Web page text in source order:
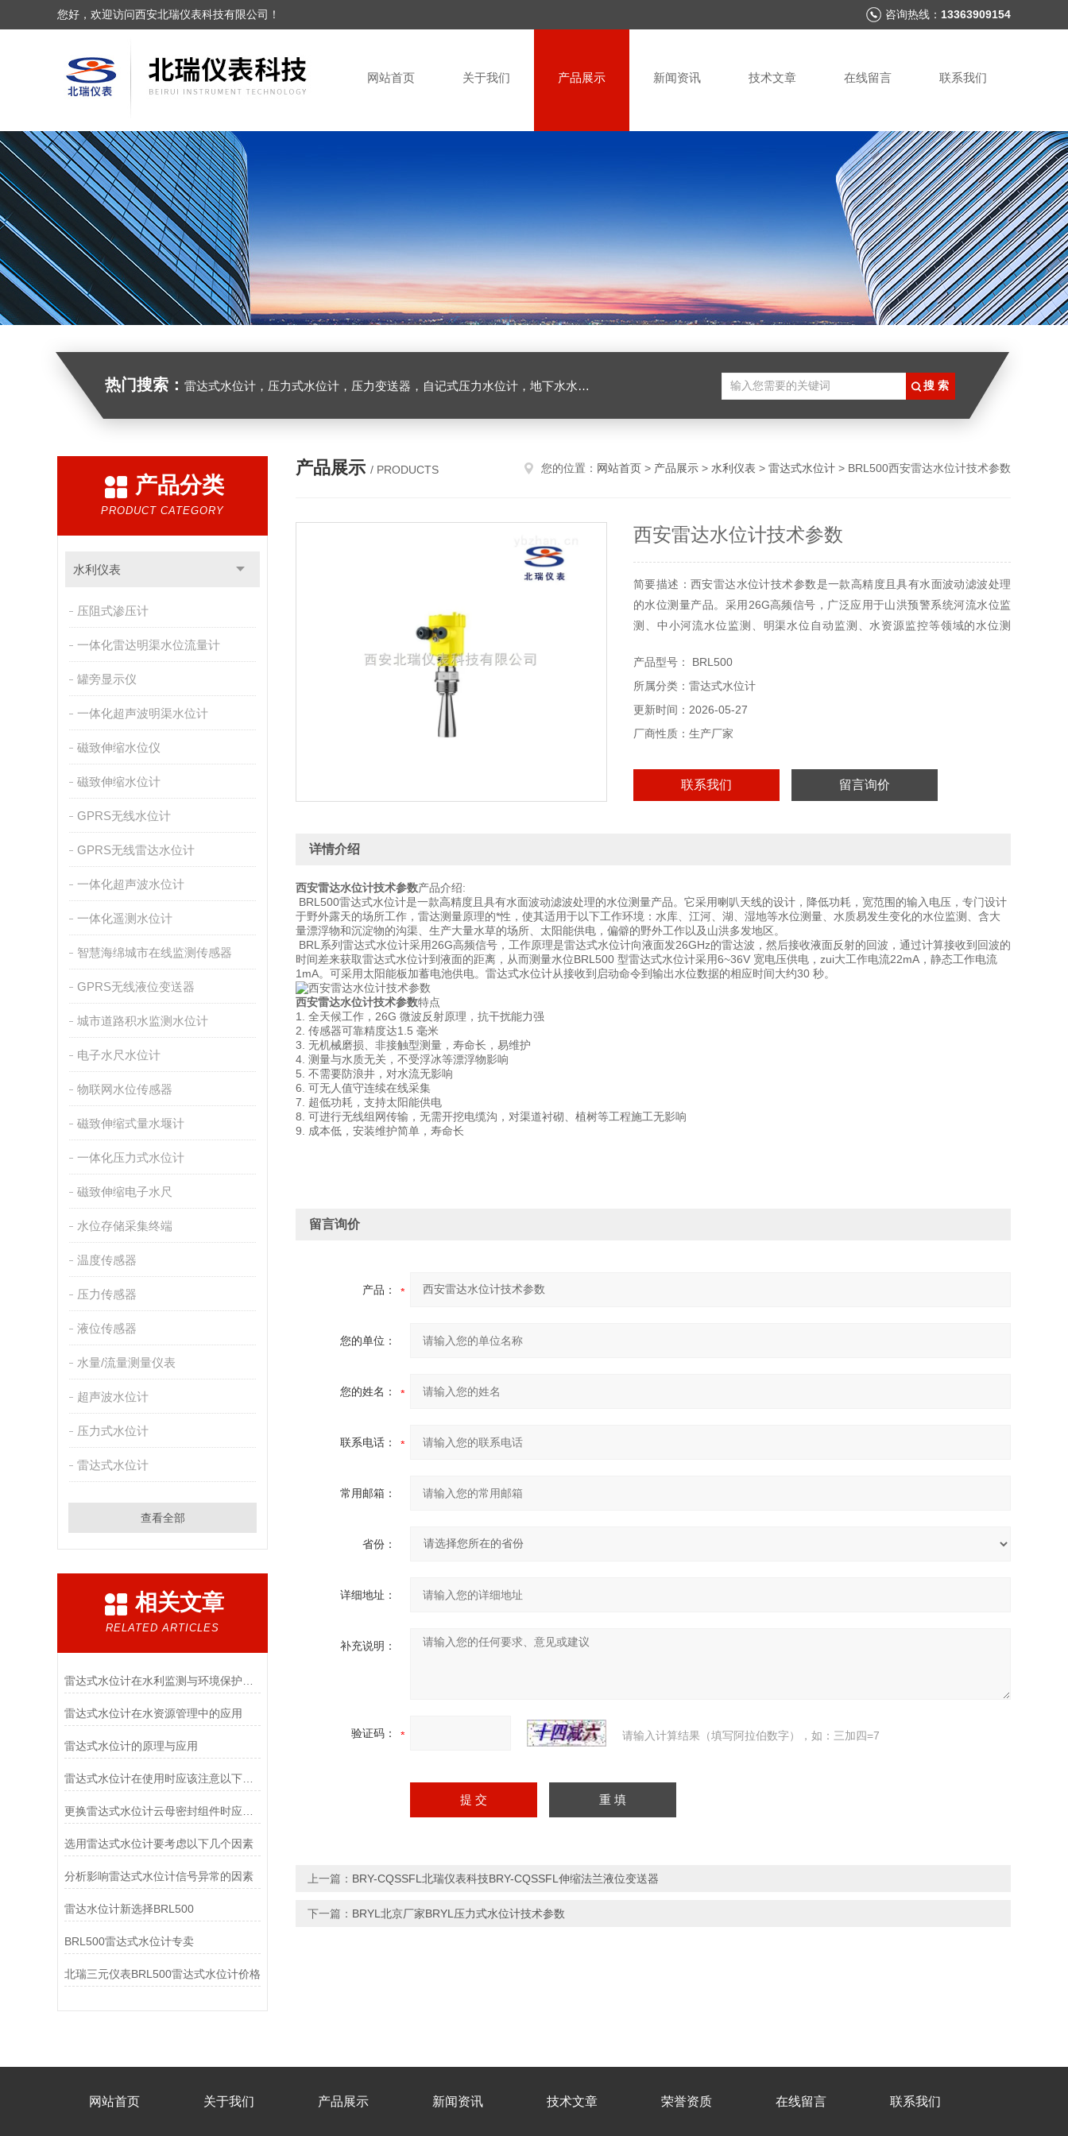
您好，欢迎访问西安北瑞仪表科技有限公司！ 咨询热线： 13363909154
网站首页 关于我们 产品展示 新闻资讯 技术文章 在线留言 联系我们
热门搜索： 雷达式水位计，压力式水位计，压力变送器，自记式压力水位计，地下水水位计
产品分类
PRODUCT CATEGORY
水利仪表
压阻式渗压计
一体化雷达明渠水位流量计
罐旁显示仪
一体化超声波明渠水位计
磁致伸缩水位仪
磁致伸缩水位计
GPRS无线水位计
GPRS无线雷达水位计
一体化超声波水位计
一体化遥测水位计
智慧海绵城市在线监测传感器
GPRS无线液位变送器
城市道路积水监测水位计
电子水尺水位计
物联网水位传感器
磁致伸缩式量水堰计
一体化压力式水位计
磁致伸缩电子水尺
水位存储采集终端
温度传感器
压力传感器
液位传感器
水量/流量测量仪表
超声波水位计
压力式水位计
雷达式水位计
查看全部
相关文章
RELATED ARTICLES
雷达式水位计在水资源管理中的应用
雷达式水位计的原理与应用
雷达式水位计在使用时应该注意以下环境要求
选用雷达式水位计要考虑以下几个因素
分析影响雷达式水位计信号异常的因素
雷达水位计新选择BRL500
BRL500雷达式水位计专卖
北瑞三元仪表BRL500雷达式水位计价格
产品展示 / PRODUCTS 您的位置： 网站首页 > 产品展示 > 水利仪表 > 雷达式水位计 > BRL500西安雷达水位计技术参数
西安雷达水位计技术参数
简要描述：西安雷达水位计技术参数是一款高精度且具有水面波动滤波处理
的水位测量产品。采用26G高频信号，广泛应用于山洪预警系统河流水位监
测、中小河流水位监测、明渠水位自动监测、水资源监控等领域的水位测
产品型号： BRL500
所属分类：雷达式水位计
更新时间：2026-05-27
厂商性质：生产厂家
联系我们 留言询价
详情介绍
西安雷达水位计技术参数产品介绍:
BRL500雷达式水位计是一款高精度且具有水面波动滤波处理的水位测量产品。它采用喇叭天线的设计，降低功耗，宽范围的输入电压，专门设计
于野外露天的场所工作，雷达测量原理的*性，使其适用于以下工作环境：水库、江河、湖、湿地等水位测量、水质易发生变化的水位监测、含大
量漂浮物和沉淀物的沟渠、生产大量水草的场所、太阳能供电，偏僻的野外工作以及山洪多发地区。
BRL系列雷达式水位计采用26G高频信号，工作原理是雷达式水位计向液面发26GHz的雷达波，然后接收液面反射的回波，通过计算接收到回波的
时间差来获取雷达式水位计到液面的距离，从而测量水位BRL500 型雷达式水位计采用6~36V 宽电压供电，zui大工作电流22mA，静态工作电流
1mA。可采用太阳能板加蓄电池供电。雷达式水位计从接收到启动命令到输出水位数据的相应时间大约30 秒。
西安雷达水位计技术参数特点
1. 全天候工作，26G 微波反射原理，抗干扰能力强
2. 传感器可靠精度达1.5 毫米
3. 无机械磨损、非接触型测量，寿命长，易维护
4. 测量与水质无关，不受浮冰等漂浮物影响
5. 不需要防浪井，对水流无影响
6. 可无人值守连续在线采集
7. 超低功耗，支持太阳能供电
8. 可进行无线组网传输，无需开挖电缆沟，对渠道衬砌、植树等工程施工无影响
9. 成本低，安装维护简单，寿命长
留言询价
产品：
您的单位：
您的姓名：
联系电话：
常用邮箱：
省份：
详细地址：
补充说明：
验证码： 请输入计算结果（填写阿拉伯数字），如：三加四=7
上一篇： BRY-CQSSFL北瑞仪表科技BRY-CQSSFL伸缩法兰液位变送器
下一篇： BRYL北京厂家BRYL压力式水位计技术参数
网站首页 关于我们 产品展示 新闻资讯 技术文章 荣誉资质 在线留言 联系我们